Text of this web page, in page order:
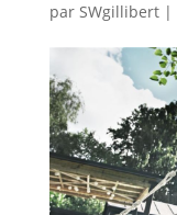
par SWgillibert|